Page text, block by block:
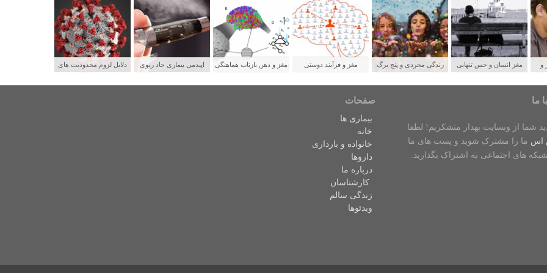
دلایل لزوم محدودیت های
اپیدمی بیماری حاد ریوی
مغز و ذهن بازتاب هماهنگی
مغز و فرآیند دوستی
زندگی مجردی و پنج برگ
مغز انسان و حس تنهایی
و
ما
شما از وبسایت بهدار متشکریم! لطفا
اس ما را مشترک شوید و پست های ما
های اجتماعی به اشتراک بگذارید.
صفحات
بیماری ها
خانه
خانواده و بارداری
داروها
درباره ما
کارشناسان
زندگی سالم
ویدئوها